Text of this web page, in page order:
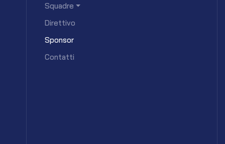
Squadre
Direttivo
Sponsor
Contatti